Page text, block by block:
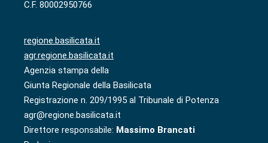
C.F. 80002950766
regione.basilicata.it
agr.regione.basilicata.it
Agenzia stampa della
Giunta Regionale della Basilicata
Registrazione n. 209/1995 al Tribunale di Potenza
agr@regione.basilicata.it
Direttore responsabile: Massimo Brancati